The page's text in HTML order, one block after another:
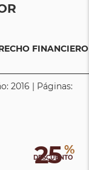
FINANCIERO
2016 | Páginas:
25 %
DESCUENTO